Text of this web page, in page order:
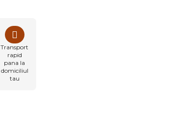
Transport
rapid
pana la
domiciliul
tau